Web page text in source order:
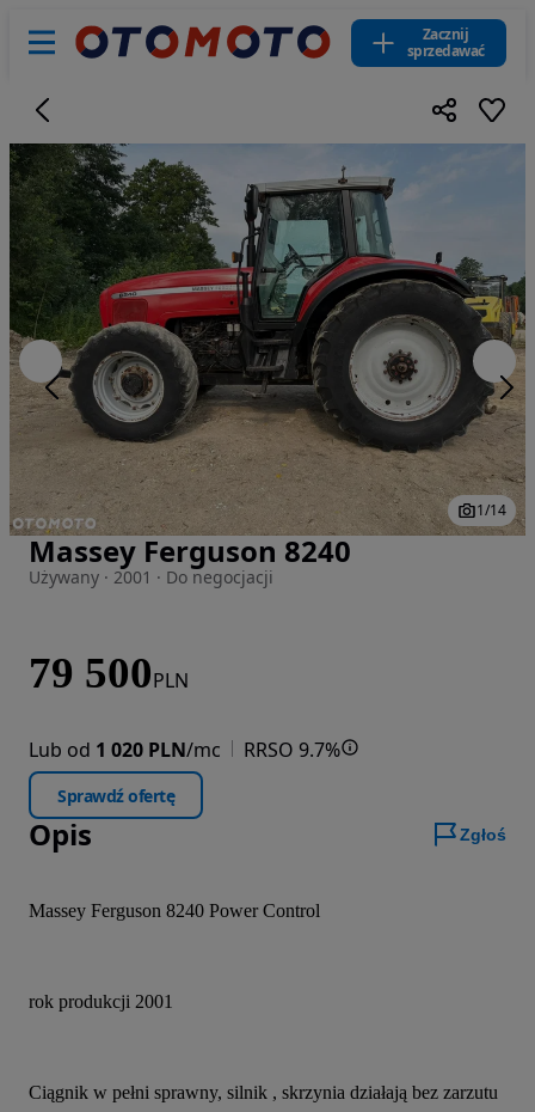
Zacznij
sprzedawać
Zdjęcie 1 z 14
1/14
Massey Ferguson 8240
Używany · 2001 · Do negocjacji
79 500PLN
Lub od 1 020 PLN/mc RRSO 9.7%
Sprawdź ofertę
Opis Zgłoś
Massey Ferguson 8240 Power Control
rok produkcji 2001
Ciągnik w pełni sprawny, silnik , skrzynia działają bez zarzutu